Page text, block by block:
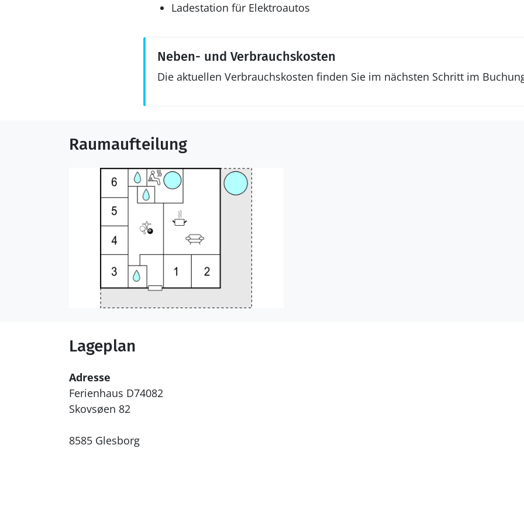
Ladestation für Elektroautos
Neben- und Verbrauchskosten
Die aktuellen Verbrauchskosten finden Sie im nächsten Schritt im
Raumaufteilung
Lageplan
Adresse
Ferienhaus D74082
Skovsøen 82
8585 Glesborg